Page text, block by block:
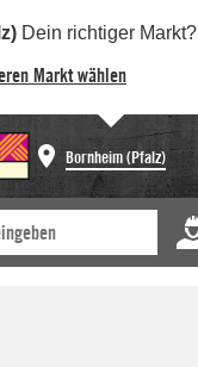
Dein richtiger Markt?
Markt wählen
Bornheim (Pfalz)